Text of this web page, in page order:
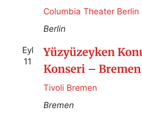
Columbia Theater Berlin
Berlin
Eyl
11
Yüzyüzeyken
Konseri – Bremen
Tivoli Bremen
Bremen